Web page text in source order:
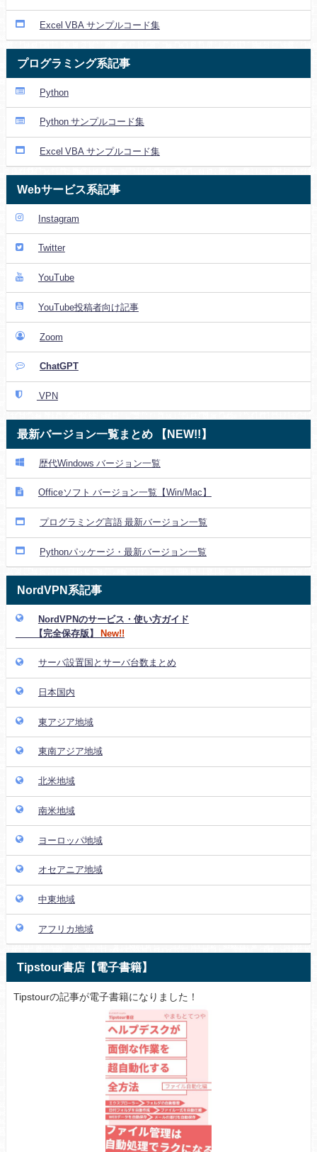
Excel VBA サンプルコード集
プログラミング系記事
Python
Python サンプルコード集
Excel VBA サンプルコード集
Webサービス系記事
Instagram
Twitter
YouTube
YouTube投稿者向け記事
Zoom
ChatGPT
VPN
最新バージョン一覧まとめ 【NEW!!】
歴代Windows バージョン一覧
Officeソフト バージョン一覧【Win/Mac】
プログラミング言語 最新バージョン一覧
Pythonパッケージ・最新バージョン一覧
NordVPN系記事
NordVPNのサービス・使い方ガイド
【完全保存版】
New!!
サーバ設置国とサーバ台数まとめ
日本国内
東アジア地域
東南アジア地域
北米地域
南米地域
ヨーロッパ地域
オセアニア地域
中東地域
アフリカ地域
Tipstour書店【電子書籍】
Tipstourの記事が電子書籍になりました！